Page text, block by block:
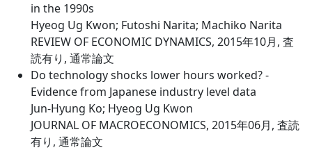
in the 1990s
Hyeog Ug Kwon; Futoshi Narita; Machiko Narita
REVIEW OF ECONOMIC DYNAMICS, 2015年10月, 査
読有り, 通常論文
Do technology shocks lower hours worked? -
Evidence from Japanese industry level data
Jun-Hyung Ko; Hyeog Ug Kwon
JOURNAL OF MACROECONOMICS, 2015年06月, 査読
有り, 通常論文